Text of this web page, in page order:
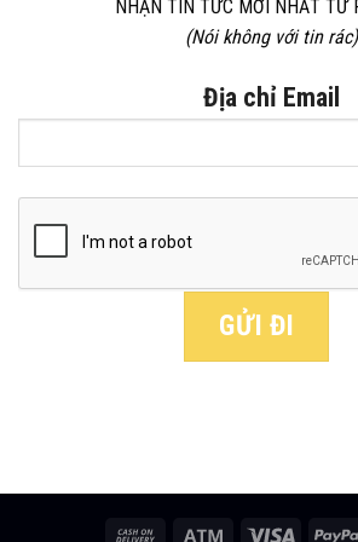
NHẬN TIN TỨC MỚI NHẤT TỪ
(Nói không với tin rác)
Địa chỉ Email